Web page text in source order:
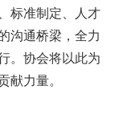
标准制定、人才
沟通桥梁，全力
。协会将以此为
力量。